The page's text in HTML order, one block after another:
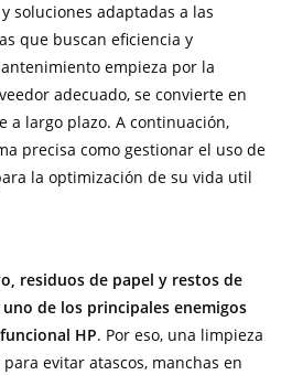
soluciones adaptadas a las
que buscan eficiencia y
empieza por la
adecuado, se convierte en
a largo plazo. A continuación,
precisa como gestionar el uso de
la optimización de su vida util
residuos de papel y restos de
de los principales enemigos
HP. Por eso, una limpieza
evitar atascos, manchas en